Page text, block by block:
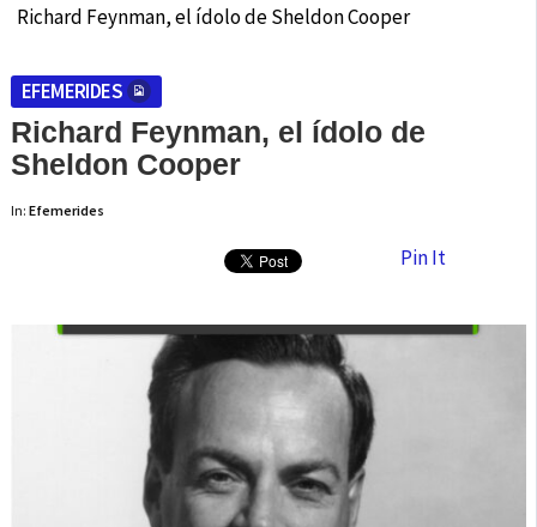
Richard Feynman, el ídolo de Sheldon Cooper
EFEMERIDES
Richard Feynman, el ídolo de
Sheldon Cooper
In: Efemerides
Pin It